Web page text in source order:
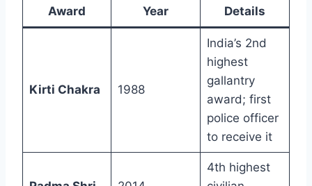
Award Year Details
Kirti Chakra 1988
India’s 2nd
highest
gallantry
award; first
police officer
to receive it
4th highest